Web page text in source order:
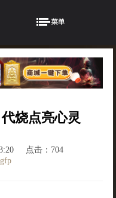
烧点亮心灵
点击：704